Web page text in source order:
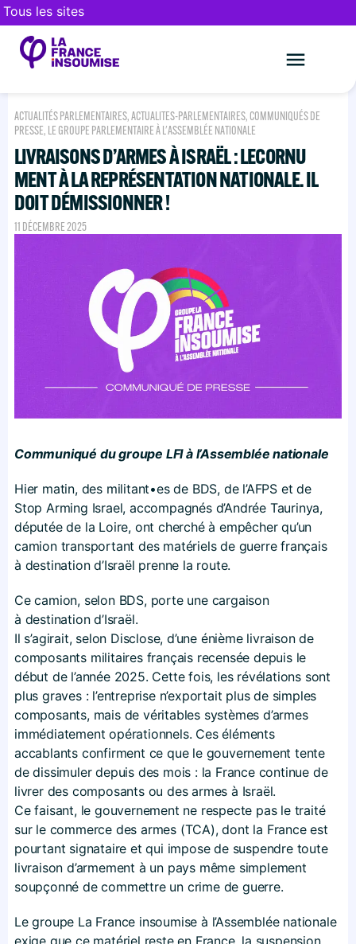
Tous les sites
ACTUALITÉS PARLEMENTAIRES,ACTUALITES-PARLEMENTAIRES, COMMUNIQUÉS DE
PRESSE, LE GROUPE PARLEMENTAIRE À L'ASSEMBLÉE NATIONALE
LIVRAISONS D’ARMES À ISRAËL : LECORNU
MENT À LA REPRÉSENTATION NATIONALE. IL
DOIT DÉMISSIONNER !
11 DÉCEMBRE 2025
Communiqué du groupe LFI à l’Assemblée nationale
Hier matin, des militant•es de BDS, de l’AFPS et de
Stop Arming Israel, accompagnés d’Andrée Taurinya,
députée de la Loire, ont cherché à empêcher qu’un
camion transportant des matériels de guerre français
à destination d’Israël prenne la route.
Ce camion, selon BDS, porte une cargaison
à destination d’Israël.
Il s’agirait, selon Disclose, d’une énième livraison de
composants militaires français recensée depuis le
début de l’année 2025. Cette fois, les révélations sont
plus graves : l’entreprise n’exportait plus de simples
composants, mais de véritables systèmes d’armes
immédiatement opérationnels. Ces éléments
accablants confirment ce que le gouvernement tente
de dissimuler depuis des mois : la France continue de
livrer des composants ou des armes à Israël.
Ce faisant, le gouvernement ne respecte pas le traité
sur le commerce des armes (TCA), dont la France est
pourtant signataire et qui impose de suspendre toute
livraison d’armement à un pays même simplement
soupçonné de commettre un crime de guerre.
Le groupe La France insoumise à l’Assemblée nationale
exige que ce matériel reste en France, la suspension